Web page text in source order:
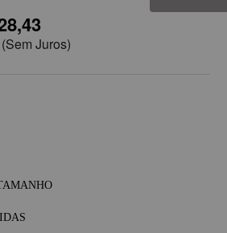
(Sem Juros)